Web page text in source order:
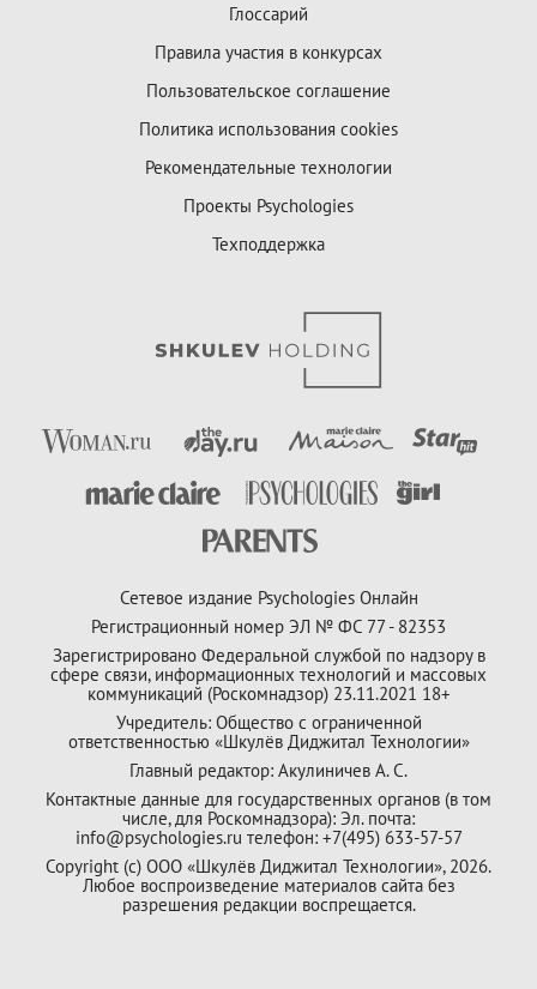
Глоссарий
Правила участия в конкурсах
Пользовательское соглашение
Политика использования cookies
Рекомендательные технологии
Проекты Psychologies
Техподдержка
Сетевое издание Psychologies Онлайн
Регистрационный номер ЭЛ № ФС 77 - 82353
Зарегистрировано Федеральной службой по надзору в
сфере связи, информационных технологий и массовых
коммуникаций (Роскомнадзор) 23.11.2021 18+
Учредитель: Общество с ограниченной
ответственностью «Шкулёв Диджитал Технологии»
Главный редактор: Акулиничев А. С.
Контактные данные для государственных органов (в том
числе, для Роскомнадзора): Эл. почта:
info@psychologies.ru телефон: +7(495) 633-57-57
Copyright (с) ООО «Шкулёв Диджитал Технологии», 2026.
Любое воспроизведение материалов сайта без
разрешения редакции воспрещается.